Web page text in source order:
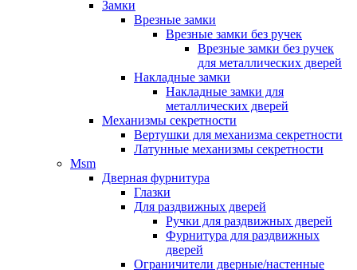
Замки
Врезные замки
Врезные замки без ручек
Врезные замки без ручек
для металлических дверей
Накладные замки
Накладные замки для
металлических дверей
Механизмы секретности
Вертушки для механизма секретности
Латунные механизмы секретности
Msm
Дверная фурнитура
Глазки
Для раздвижных дверей
Ручки для раздвижных дверей
Фурнитура для раздвижных
дверей
Ограничители дверные/настенные